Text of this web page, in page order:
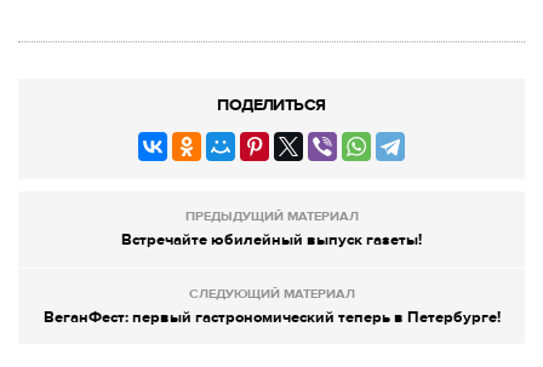
ПОДЕЛИТЬСЯ
ПРЕДЫДУЩИЙ МАТЕРИАЛ
Встречайте юбилейный выпуск газеты!
СЛЕДУЮЩИЙ МАТЕРИАЛ
ВеганФест: первый гастрономический теперь в Петербурге!